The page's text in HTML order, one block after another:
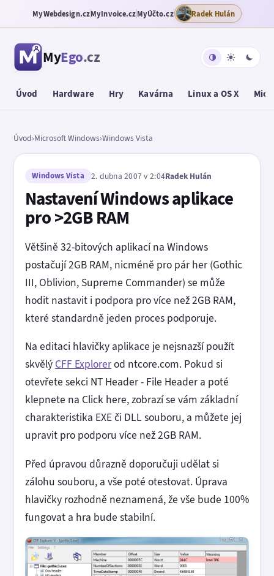
MyWebdesign.czMyInvoice.czMyÚčto.cz Radek Hulán
MyEgo.cz
Úvod Hardware Hry Kavárna Linux a OS X
Úvod›Microsoft Windows›Windows Vista
Windows Vista 2. dubna 2007 v 2:04Radek Hulán
Nastavení Windows aplikace
pro >2GB RAM
Většině 32-bitových aplikací na Windows
postačují 2GB RAM, nicméně pro pár her (Gothic
III, Oblivion, Supreme Commander) se může
hodit nastavit i podpora pro více než 2GB RAM,
které standardně jeden proces podporuje.
Na editaci hlavičky aplikace je nejsnazší použít
skvělý CFF Explorerod ntcore.com. Pokud si
otevřete sekci NT Header - File Header a poté
klepnete na Click here, zobrazí se vám základní
charakteristika EXE či DLL souboru, a můžete jej
upravit pro podporu více než 2GB RAM.
Před úpravou důrazně doporučuji udělat si
zálohu souboru, a vše poté otestovat. Úprava
hlavičky rozhodně neznamená, že vše bude 100%
fungovat a hra bude stabilní.